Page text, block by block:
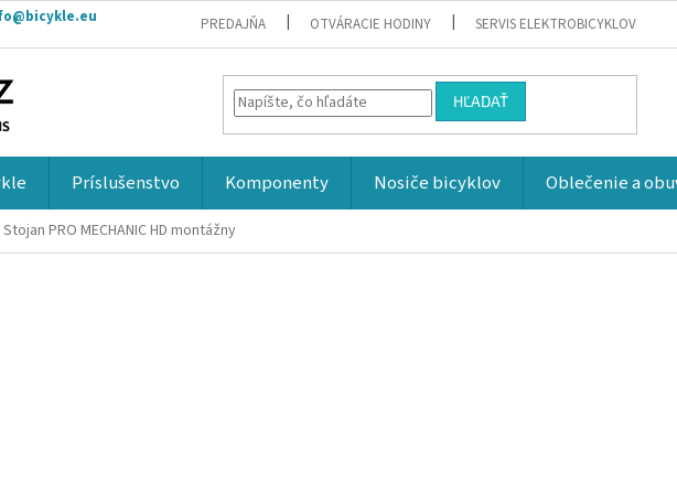
PREDAJŇA OTVÁRACIE HODINY SERVIS ELEKTROBICYKLOV
HĽADAŤ
Príslušenstvo Komponenty Nosiče bicyklov Oblečenie a
Stojan PRO MECHANIC HD montážny